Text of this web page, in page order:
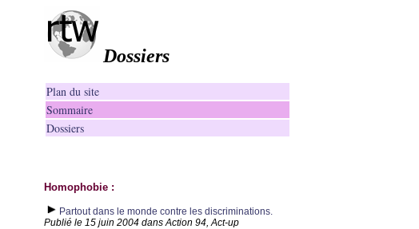
Dossiers
Plan du site
Sommaire
Dossiers
Homophobie :
Partout dans le monde contre les discriminations.
Publié le 15 juin 2004 dans Action 94, Act-up